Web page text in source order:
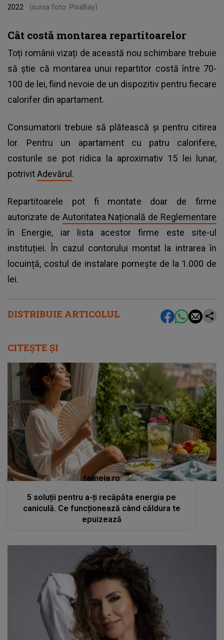
DISTRIBUIE ARTICOLUL
2022 (sursa foto: PixaBay)
Cât costă montarea repartitoarelor
Toți românii vizați de această nou schimbare trebuie
să știe că montarea unui repartitor costă între 70-
100 de lei, fiind nevoie de un dispozitiv pentru fiecare
calorifer din apartament.
Consumatorii trebuie să plătească și pentru citirea
lor. Pentru un apartament cu patru calorifere,
costurile se pot ridica la aproximativ 15 lei lunar,
potrivitAdevărul .
Repartitoarele pot fi montate doar de firme
autorizate de Autoritatea Națională de Reglementare
în Energie, iar lista acestor firme este site-ul
instituției. În cazul contorului montat la intrarea în
locuință, costul de instalare pornește de la 1.000 de
lei.
CITEȘTE ȘI
femeia.ro
5 soluții pentru a-ți recăpăta energia pe
caniculă. Ce funcționează când căldura te
epuizează